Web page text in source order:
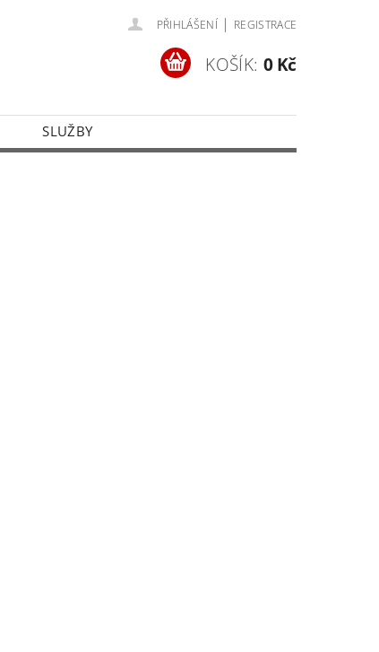
PŘIHLÁŠENÍ | REGISTRACE
KOŠÍK: 0 Kč
SLUŽBY